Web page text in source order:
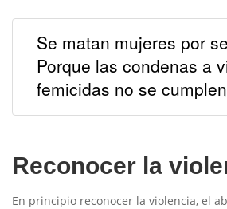
Se matan mujeres por
Porque las condenas a
femicidas no se
Reconocer la
En principio reconocer la violencia, el